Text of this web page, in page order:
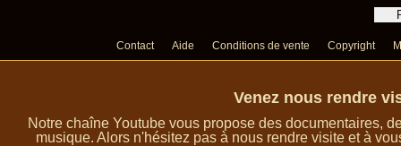
Contact Aide Conditions de vente Copyright
Venez nous rendre
Notre chaîne Youtube vous propose des documentaires,
musique. Alors n'hésitez pas à nous rendre visite et à